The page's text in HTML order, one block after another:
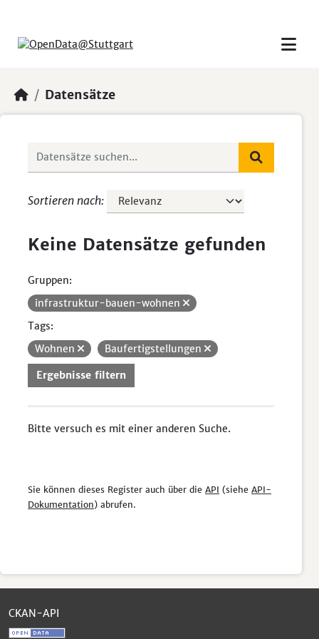
Datensätze
Sortieren nach
Keine Datensätze gefunden
Gruppen:
infrastruktur-bauen-wohnen
Tags:
Wohnen
Baufertigstellungen
Ergebnisse filtern
Bitte versuch es mit einer anderen Suche.
Sie können dieses Register auch über die API (siehe API-
Dokumentation) abrufen.
CKAN-API